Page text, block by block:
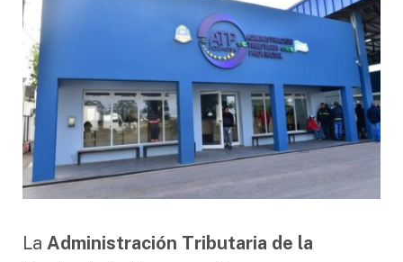
La Administración Tributaria de la